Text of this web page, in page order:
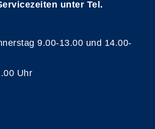
unter Tel.
9.00-13.00 und 14.00-
Uhr